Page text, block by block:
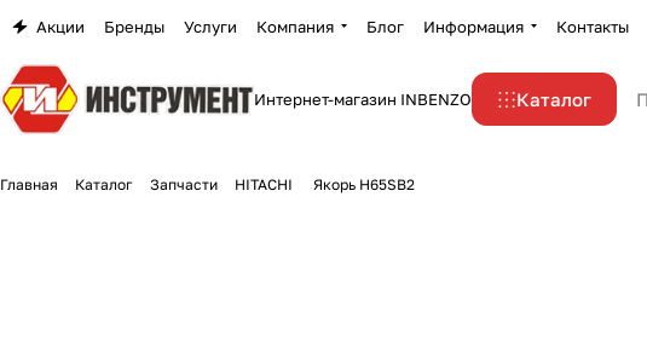
Акции Бренды Услуги Компания Блог Информация Контакты
Интернет-магазин INBENZO Каталог
Главная Каталог Запчасти HITACHI Якорь H65SB2